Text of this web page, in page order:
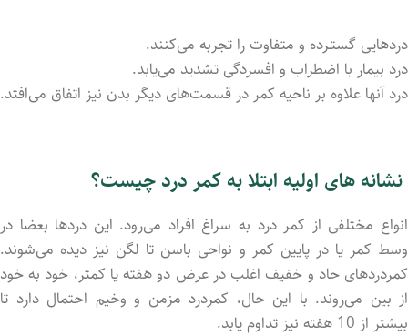
دردهایی گستـرده و متفاوت را تجربه می‌کنند.
درد بیمار با اضطراب و افسردگی تشدید می‌یابد.
درد آنها علاوه بر ناحیه کمر در قسمت‌های دیگر بدن نیز اتفاق می‌افتد.
نشانه های اولیه ابتلا به کمر درد چیست؟
انواع مختلفی از کمر درد به سراغ افراد می‌رود. این دردها بعضا در
وسط کمر یا در پایین کمر و نواحی باسن تا لگن نیز دید‌ه می‌شوند.
کمردردهای حاد و خفیف اغلب در عرض دو هفته یا کمتر، خود به خود
از بین می‌روند. با این حال، کمردرد مزمن و وخیم احتمال دارد تا
بیشتر از 10 هفته نیز تداوم یابد.